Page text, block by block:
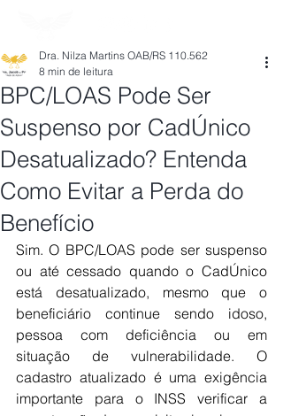
BPC/LOAS Pode Ser
Suspenso por CadÚnico
Desatualizado? Entenda
Como Evitar a Perda do
Benefício
Dra. Nilza Martins OAB/RS 110.562
8 min de leitura
Sim. O BPC/LOAS pode ser suspenso
ou até cessado quando o CadÚnico
está desatualizado, mesmo que o
beneficiário continue sendo idoso,
pessoa com deficiência ou em
situação de vulnerabilidade. O
cadastro atualizado é uma exigência
importante para o INSS verificar a